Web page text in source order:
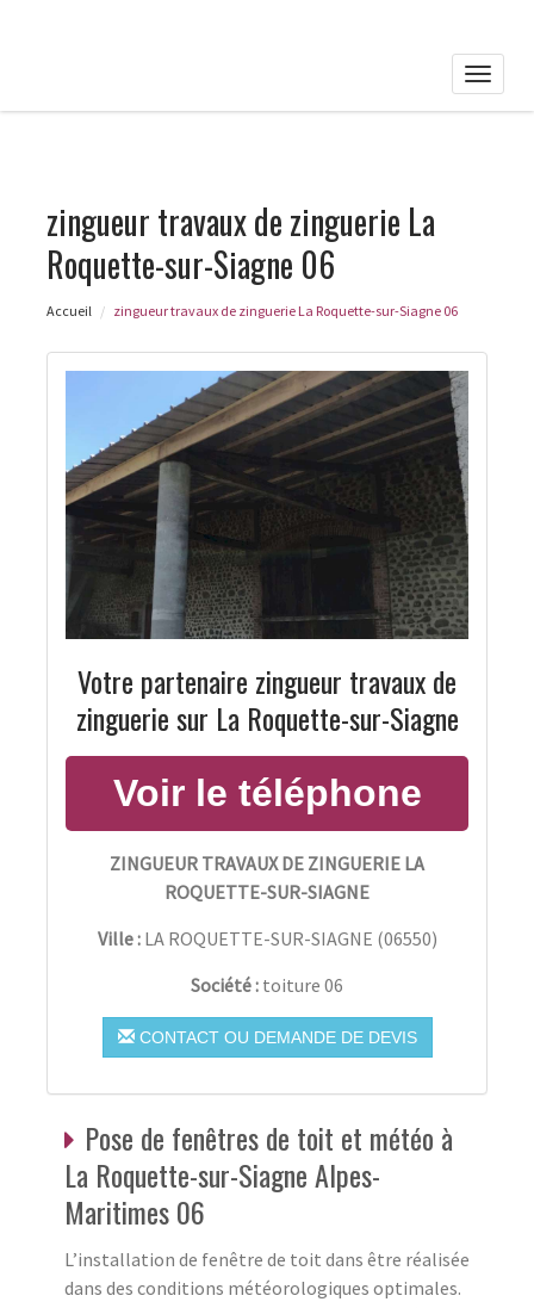
Toggle
zingueur travaux de zinguerie La
Roquette-sur-Siagne 06
Accueil zingueur travaux de zinguerie La Roquette-sur-Siagne 06
Votre partenaire zingueur travaux de
zinguerie sur La Roquette-sur-Siagne
ZINGUEUR TRAVAUX DE ZINGUERIE LA
ROQUETTE-SUR-SIAGNE
Ville : LA ROQUETTE-SUR-SIAGNE (06550)
Société : toiture 06
CONTACT OU DEMANDE DE DEVIS
Pose de fenêtres de toit et météo à
La Roquette-sur-Siagne Alpes-
Maritimes 06
L’installation de fenêtre de toit dans être réalisée
dans des conditions météorologiques optimales.